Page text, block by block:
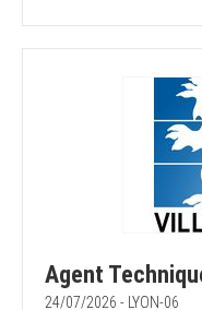
Agent
24/07/2026 - LYON-06